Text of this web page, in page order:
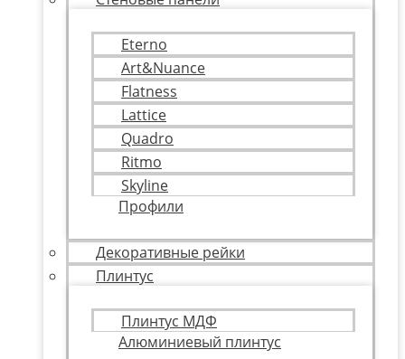
Eterno
Art&Nuance
Flatness
Lattice
Quadro
Ritmo
Skyline
Профили
Декоративные рейки
Плинтус
Плинтус МДФ
Алюминиевый плинтус